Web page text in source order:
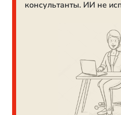
консультанты. ИИ не